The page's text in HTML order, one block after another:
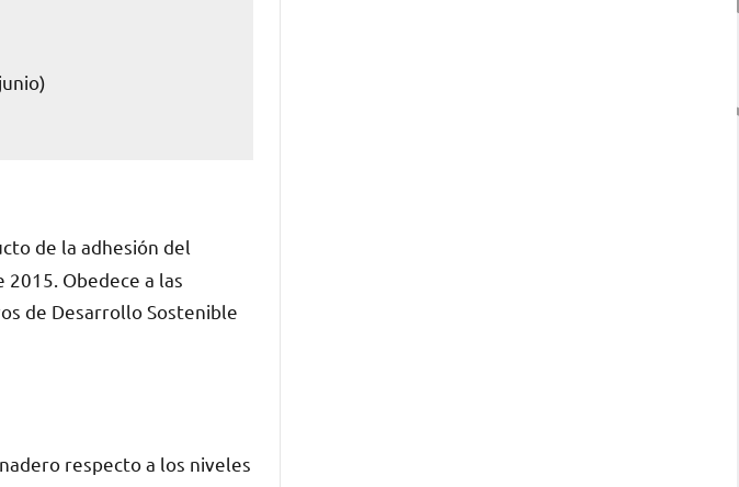
de la adhesión del
2015. Obedece a las
de Desarrollo Sostenible
respecto a los niveles